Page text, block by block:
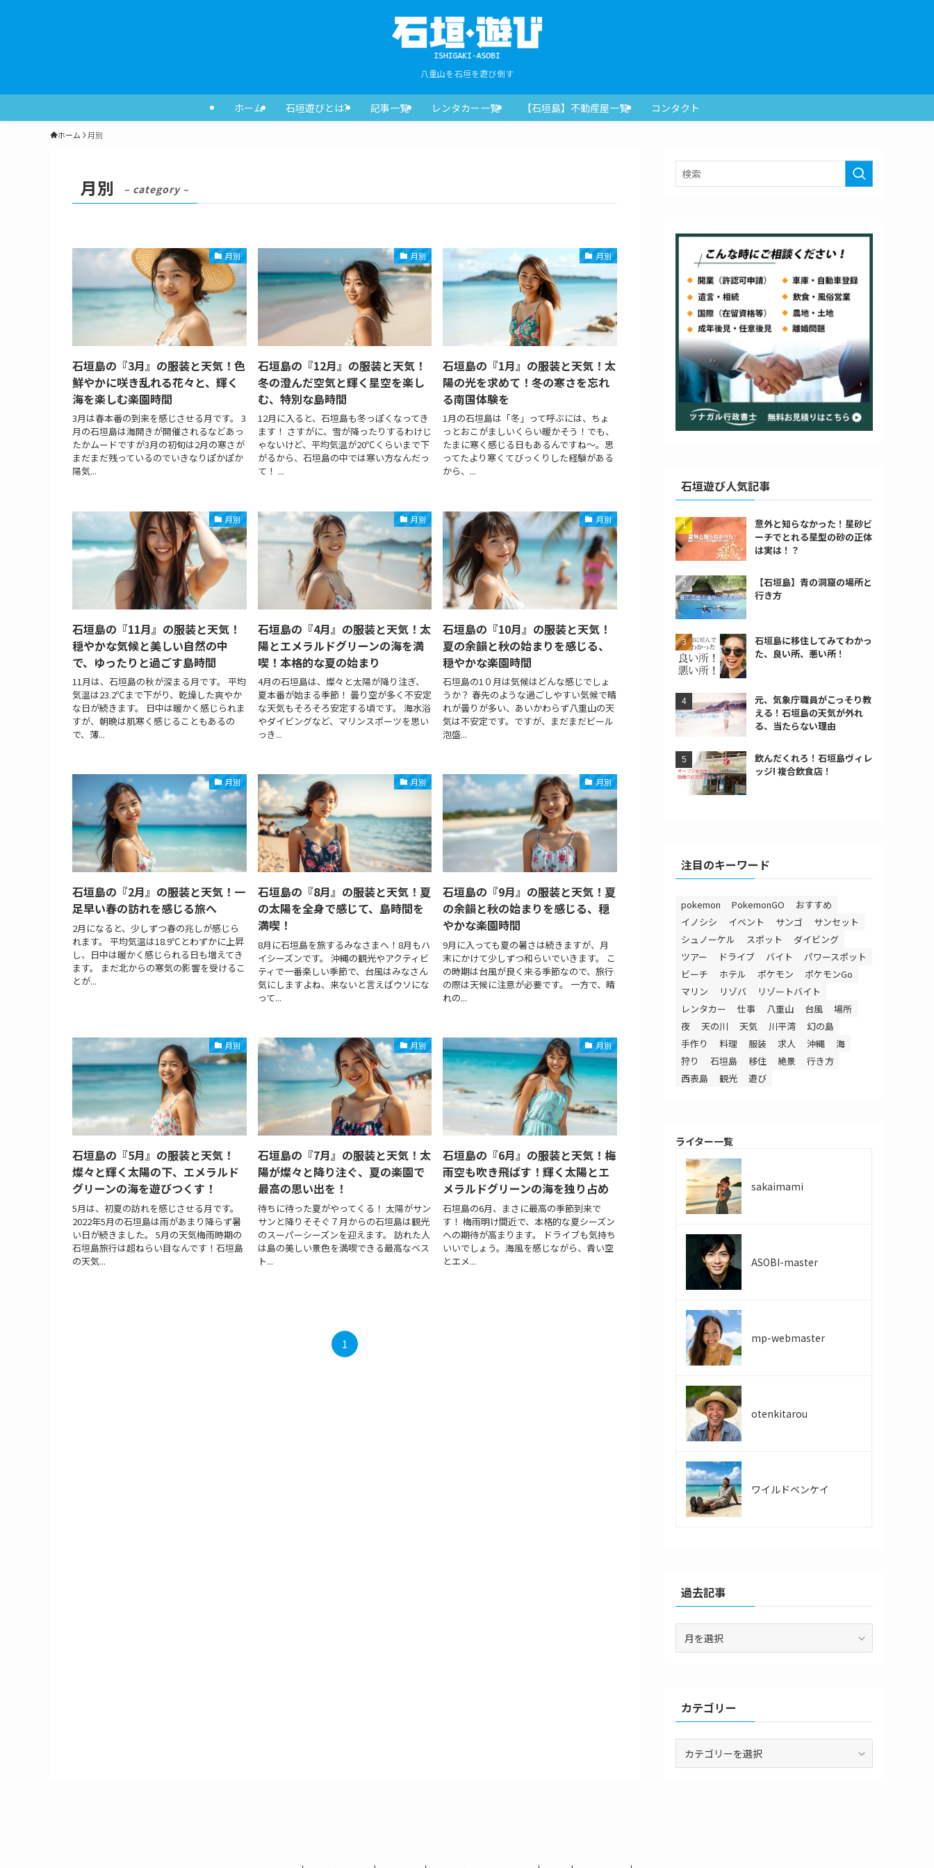
八重山を石垣を遊び倒す
ホーム 石垣遊びとは? 記事一覧 レンタカー一覧 【石垣島】不動産屋一覧 コンタクト
ホーム 月別
月別 – category –
月別
石垣島の『3月』の服装と天気！色
鮮やかに咲き乱れる花々と、輝く
海を楽しむ楽園時間
3月は春本番の到来を感じさせる月です。 3
月の石垣島は海開きが開催されるなどあっ
たかムードですが3月の初旬は2月の寒さが
まだまだ残っているのでいきなりぽかぽか
陽気...
月別
石垣島の『12月』の服装と天気！
冬の澄んだ空気と輝く星空を楽し
む、特別な島時間
12月に入ると、石垣島も冬っぽくなってき
ます！ さすがに、雪が降ったりするわけじ
ゃないけど、平均気温が20℃くらいまで下
がるから、石垣島の中では寒い方なんだっ
て！ ...
月別
石垣島の『1月』の服装と天気！太
陽の光を求めて！冬の寒さを忘れ
る南国体験を
1月の石垣島は「冬」って呼ぶには、ちょ
っとおこがましいくらい暖かそう！でも、
たまに寒く感じる日もあるんですね〜。思
ってたより寒くてびっくりした経験がある
から、...
月別
石垣島の『11月』の服装と天気！
穏やかな気候と美しい自然の中
で、ゆったりと過ごす島時間
11月は、石垣島の秋が深まる月です。 平均
気温は23.2℃まで下がり、乾燥した爽やか
な日が続きます。 日中は暖かく感じられま
すが、朝晩は肌寒く感じることもあるの
で、薄...
月別
石垣島の『4月』の服装と天気！太
陽とエメラルドグリーンの海を満
喫！本格的な夏の始まり
4月の石垣島は、燦々と太陽が降り注ぎ、
夏本番が始まる季節！ 曇り空が多く不安定
な天気もそろそろ安定する頃です。 海水浴
やダイビングなど、マリンスポーツを思い
っき...
月別
石垣島の『10月』の服装と天気！
夏の余韻と秋の始まりを感じる、
穏やかな楽園時間
石垣島の1０月は気候はどんな感じでしょ
うか？ 春先のような過ごしやすい気候で晴
れが曇りが多い、あいかわらず八重山の天
気は不安定です。ですが、まだまだビール
泡盛...
月別
石垣島の『2月』の服装と天気！一
足早い春の訪れを感じる旅へ
2月になると、少しずつ春の兆しが感じら
れます。 平均気温は18.9℃とわずかに上昇
し、日中は暖かく感じられる日も増えてき
ます。 まだ北からの寒気の影響を受けるこ
とが...
月別
石垣島の『8月』の服装と天気！夏
の太陽を全身で感じて、島時間を
満喫！
8月に石垣島を旅するみなさまへ！8月もハ
イシーズンです。 沖縄の観光やアクティビ
ティで一番楽しい季節で、台風はみなさん
気にしますよね、来ないと言えばウソにな
って...
月別
石垣島の『9月』の服装と天気！夏
の余韻と秋の始まりを感じる、穏
やかな楽園時間
9月に入っても夏の暑さは続きますが、月
末にかけて少しずつ和らいでいきます。 こ
の時期は台風が良く来る季節なので、旅行
の際は天候に注意が必要です。 一方で、晴
れの...
月別
石垣島の『5月』の服装と天気！
燦々と輝く太陽の下、エメラルド
グリーンの海を遊びつくす！
5月は、初夏の訪れを感じさせる月です。
2022年5月の石垣島は雨があまり降らず暑
い日が続きました。 5月の天気梅雨時期の
石垣島旅行は超ねらい目なんです！石垣島
の天気...
月別
石垣島の『7月』の服装と天気！太
陽が燦々と降り注ぐ、夏の楽園で
最高の思い出を！
待ちに待った夏がやってくる！ 太陽がサン
サンと降りそそぐ７月からの石垣島は観光
のスーパーシーズンを迎えます。 訪れた人
は島の美しい景色を満喫できる最高なベス
ト...
月別
石垣島の『6月』の服装と天気！梅
雨空も吹き飛ばす！輝く太陽とエ
メラルドグリーンの海を独り占め
石垣島の6月、まさに最高の季節到来で
す！ 梅雨明け間近で、本格的な夏シーズン
への期待が高まります。 ドライブも気持ち
いいでしょう。海風を感じながら、青い空
とエメ...
1
石垣遊び人気記事
意外と知らなかった！星砂ビ
ーチでとれる星型の砂の正体
は実は！？
【石垣島】青の洞窟の場所と
行き方
石垣島に移住してみてわかっ
た、良い所、悪い所！
元、気象庁職員がこっそり教
える！石垣島の天気が外れ
る、当たらない理由
飲んだくれろ！石垣島ヴィレ
ッジ! 複合飲食店！
注目のキーワード
pokemon PokemonGO
おすすめ
イノシシ
イベント サンゴ
サンセット
シュノーケル
スポット
ダイビング
ツアー
ドライブ バイト
パワースポット
ビーチ
ホテル ポケモン
ポケモンGo
マリン
リゾバ
リゾートバイト
レンタカー
仕事 八重山 台風
場所
夜
天の川 天気 川平湾
幻の島
手作り
料理 服装 求人 沖縄
海
狩り
石垣島 移住 絶景
行き方
西表島
観光 遊び
ライター一覧
sakaimami
ASOBI-master
mp-webmaster
otenkitarou
ワイルドベンケイ
過去記事
カテゴリー